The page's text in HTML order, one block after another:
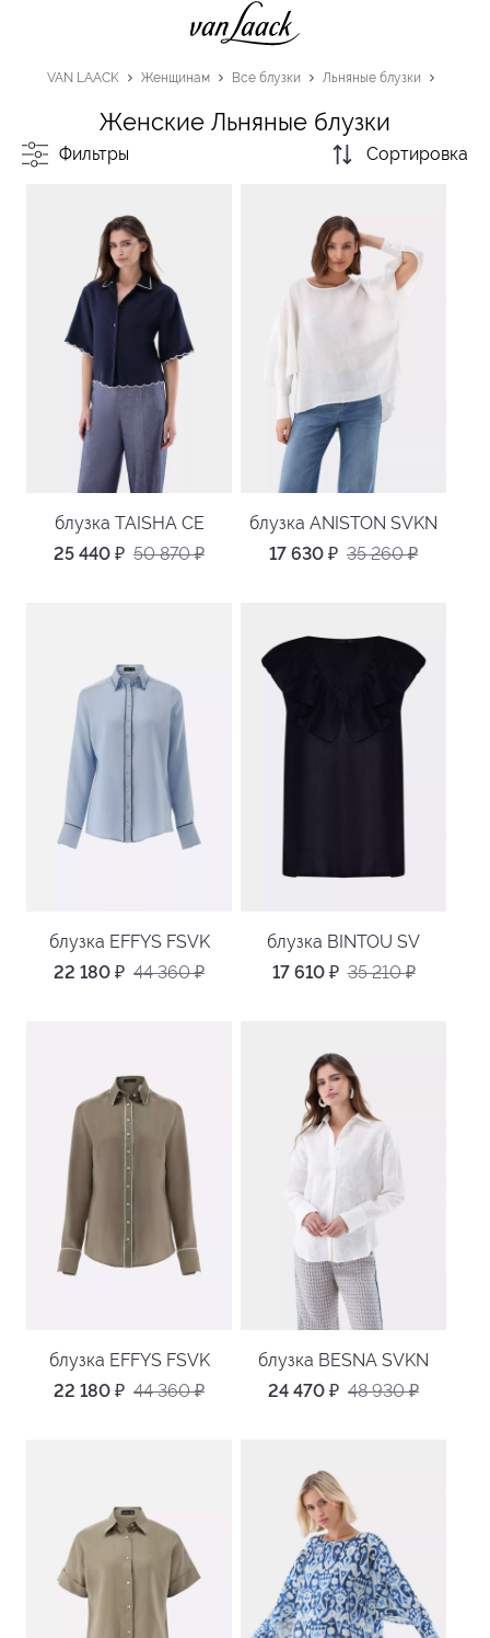
VAN LAACK Женщинам Все блузки Льняные блузки
Женские Льняные блузки
Фильтры Сортировка
блузка TAISHA CE
25 440 ₽ 50 870₽
блузка ANISTON SVKN
17 630 ₽ 35 260₽
блузка EFFYS FSVK
22 180 ₽ 44 360₽
блузка BINTOU SV
17 610 ₽ 35 210₽
блузка EFFYS FSVK
22 180 ₽ 44 360₽
блузка BESNA SVKN
24 470 ₽ 48 930₽